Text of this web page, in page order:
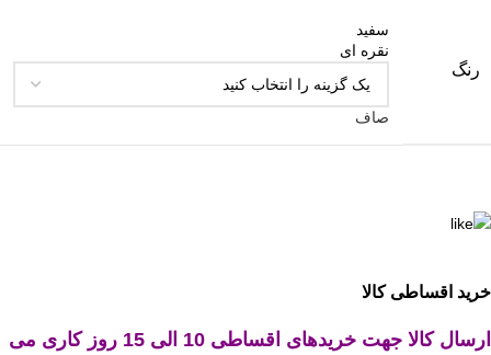
رنگ
سفید
نقره ای
صاف
خرید اقساطی کالا
ارسال کالا جهت خریدهای اقساطی 10 الی 15 روز کاری می